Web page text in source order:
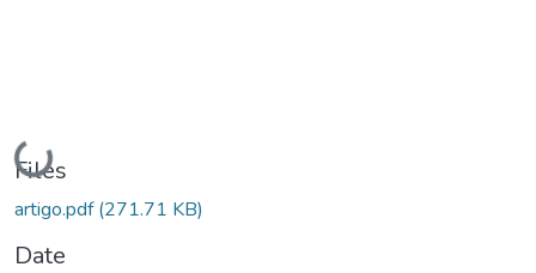
Loading...
Files
artigo.pdf(271.71 KB)
Date